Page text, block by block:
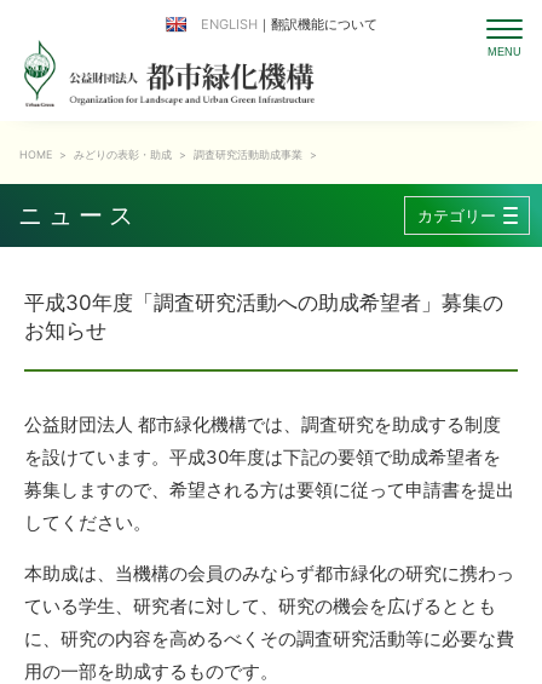
ENGLISH ｜翻訳機能について
ニュース
HOME > みどりの表彰・助成 > 調査研究活動助成事業 >
平成30年度「調査研究活動への助成希望者」募集の
お知らせ
公益財団法人 都市緑化機構では、調査研究を助成する制度
を設けています。平成30年度は下記の要領で助成希望者を
募集しますので、希望される方は要領に従って申請書を提出
してください。
本助成は、当機構の会員のみならず都市緑化の研究に携わっ
ている学生、研究者に対して、研究の機会を広げるととも
に、研究の内容を高めるべくその調査研究活動等に必要な費
用の一部を助成するものです。
カテゴリー